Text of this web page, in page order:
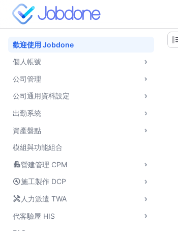
歡迎使用 Jobdone
個人帳號
公司管理
公司通用資料設定
出勤系統
資產盤點
模組與功能組合
apartment營建管理 CPM
build_circle施工製作 DCP
handyman 人力派遣 TWA
代客驗屋 HIS